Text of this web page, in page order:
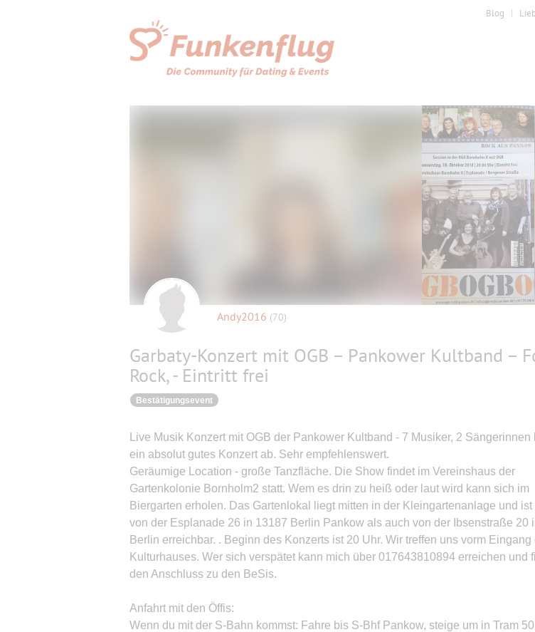
Blog
Andy2016 (70)
Garbaty-Konzert mit OGB – Pankower Kultband –
Rock, - Eintritt frei
Bestätigungsevent
Live Musik Konzert mit OGB der Pankower Kultband - 7 Musiker, 2 Sängerinnen
ein absolut gutes Konzert ab. Sehr empfehlenswert.
Geräumige Location - große Tanzfläche. Die Show findet im Vereinshaus der
Gartenkolonie Bornholm2 statt. Wem es drin zu heiß oder laut wird kann sich im
Biergarten erholen. Das Gartenlokal liegt mitten in der Kleingartenanlage und ist
von der Esplanade 26 in 13187 Berlin Pankow als auch von der Ibsenstraße 20
Berlin erreichbar. . Beginn des Konzerts ist 20 Uhr. Wir treffen uns vorm Eingang
Kulturhauses. Wer sich verspätet kann mich über 017643810894 erreichen und
den Anschluss zu den BeSis.
Anfahrt mit den Öffis:
Wenn du mit der S-Bahn kommst: Fahre bis S-Bhf Pankow, steige um in Tram 50